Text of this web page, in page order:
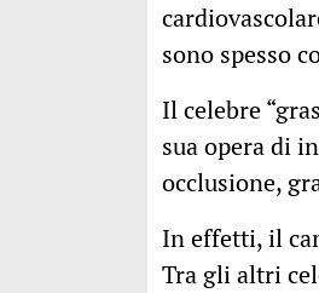
sono spesso
Il celebre
sua opera di
occlusione,
In effetti, il
Tra gli altri